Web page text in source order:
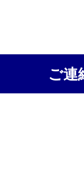
ご連